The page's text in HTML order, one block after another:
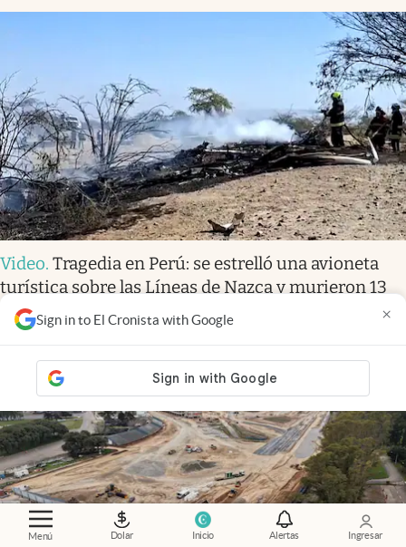
Menú Dolar Inicio Alertas Ingresar
Sign in to El Cronista with Google ×
Video. Tragedia en Perú: se estrelló una avioneta
turística sobre las Líneas de Nazca y murieron 13
personas